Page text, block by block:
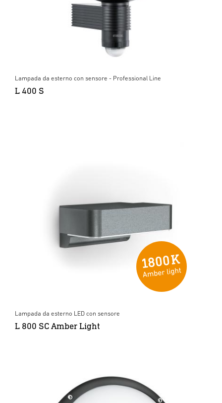
Lampada da esterno con sensore - Professional Line
L 400 S
Lampada da esterno LED con sensore
L 800 SC Amber Light